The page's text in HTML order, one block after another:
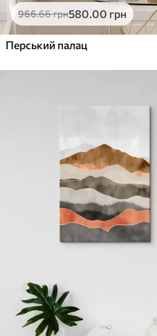
966.66грн580.00 грн
Перський палац